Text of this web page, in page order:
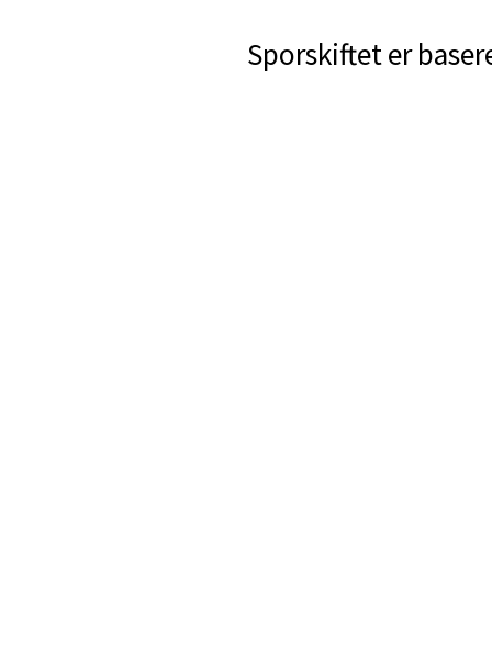
Sporskiftet er